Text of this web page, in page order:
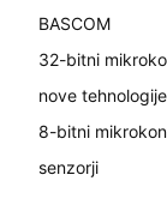
BASCOM
32-bitni
nove tehnologije
8-bitni
senzorji